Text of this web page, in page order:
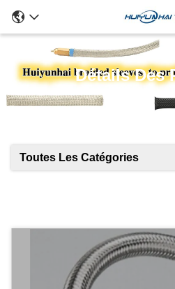
Détails Des
Toutes Les Catégories